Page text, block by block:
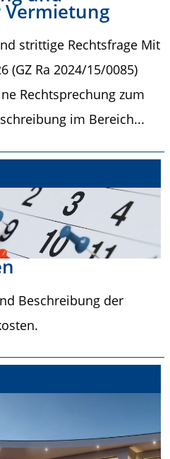
strittige Rechtsfrage Mit
(GZ Ra 2024/15/0085)
Rechtsprechung zum
im Bereich...
Beschreibung der